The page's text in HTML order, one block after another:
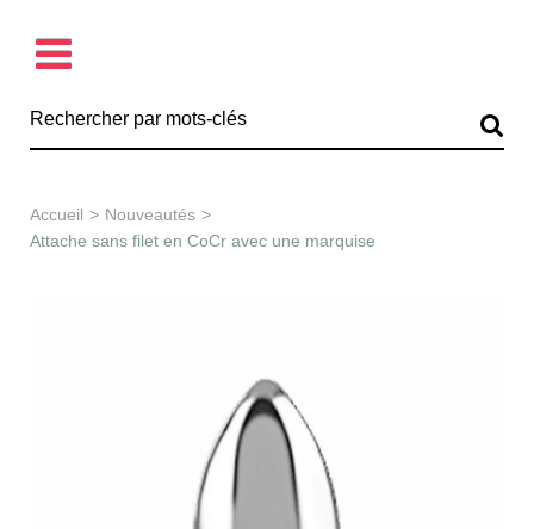
Découvrir la collection
Accueil > Nouveautés >
Attache sans filet en CoCr avec une marquise